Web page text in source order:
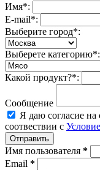
Имя*:
E-mail*:
Выберите город*:
Выберете категорию*:
Какой продукт?*:
Сообщение
Я даю согласие
соотвествии с
Отправить
Имя пользователя *
Email *